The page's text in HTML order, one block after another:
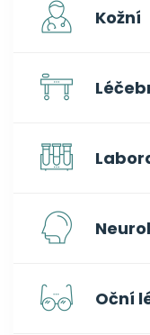
Kožní
Oční